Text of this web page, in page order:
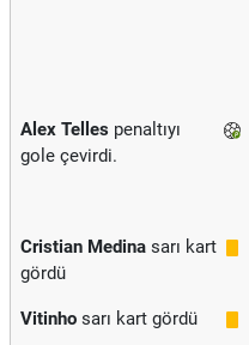
Alex Telles penaltıyı
gole çevirdi.
Cristian Medina sarı kart
gördü
Vitinho sarı kart gördü